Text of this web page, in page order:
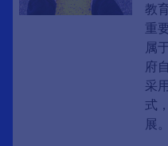
育
教
重
属
府
采
式
展。